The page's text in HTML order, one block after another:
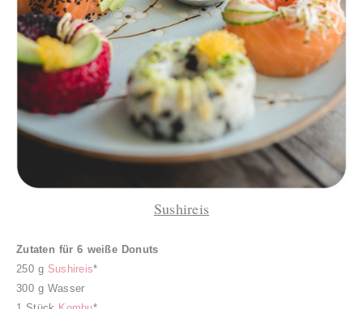
Sushireis
Zutaten für 6 weiße Donuts
250 g Sushireis*
300 g Wasser